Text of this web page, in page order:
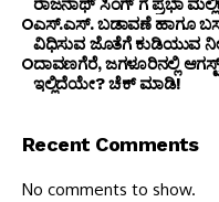
ರಾಜನಾಥ್ ಸಿಂಗ್ ಗೆ ಪ್ರಭಾ
ಎಸ್.ಎಸ್. ಬಡಾವಣೆ ಹಾಗೂ
ವಿಧಿಸುವ ಜೊತೆಗೆ ಕುಡಿಯುವ
ದಾವಣಗೆರೆ, ಜಗಳೂರಿನಲ್ಲಿ
ಇಲ್ಲಿದೆಯೇ? ಚೆಕ್ ಮಾಡಿ!
Recent Comments
No comments to show.